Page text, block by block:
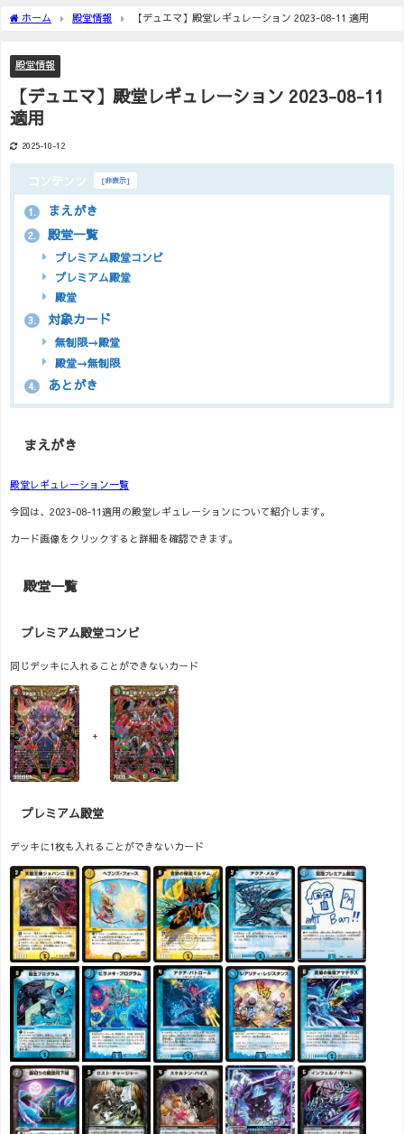
ホーム 殿堂情報 【デュエマ】殿堂レギュレーション 2023-08-11 適用
殿堂情報
【デュエマ】殿堂レギュレーション 2023-08-11
適用
2025-10-12
コンテンツ [非表示]
1. まえがき
2. 殿堂一覧
プレミアム殿堂コンビ
プレミアム殿堂
殿堂
3. 対象カード
無制限→殿堂
殿堂→無制限
4. あとがき
まえがき
殿堂レギュレーション一覧
今回は、2023-08-11適用の殿堂レギュレーションについて紹介します。
カード画像をクリックすると詳細を確認できます。
殿堂一覧
プレミアム殿堂コンビ
同じデッキに入れることができないカード
+
プレミアム殿堂
デッキに1枚も入れることができないカード